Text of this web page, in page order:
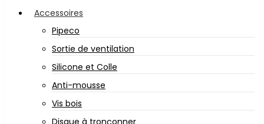
Accessoires
Pipeco
Sortie de ventilation
Silicone et Colle
Anti-mousse
Vis bois